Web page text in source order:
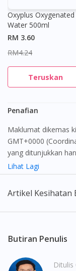
Oxyplus Oxygenated
Water 500ml
RM 3.60
RM4.24
Teruskan
Penafian
Maklumat dikemas kini pada: Wed Jul 01 2026 08:38:44
GMT+0000
yang ditunjukkan
mungkin tidak
maklumat sahaja,
bukan bertujuan
seorang pengamal
pengguna dengan
pengguna untuk
Lihat Lagi
Artikel Kesihatan
Butiran Penulis
Ditulis